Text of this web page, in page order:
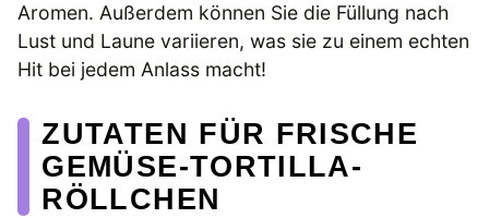
Aromen. Außerdem können Sie die Füllung nach
Lust und Laune variieren, was sie zu einem echten
Hit bei jedem Anlass macht!
ZUTATEN FÜR FRISCHE
GEMÜSE-TORTILLA-
RÖLLCHEN